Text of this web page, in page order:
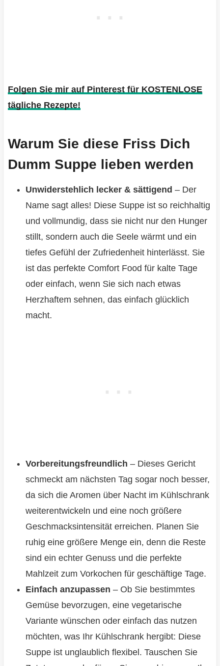
Folgen Sie mir auf Pinterest für KOSTENLOSE
tägliche Rezepte!
Warum Sie diese Friss Dich
Dumm Suppe lieben werden
Unwiderstehlich lecker & sättigend – Der
Name sagt alles! Diese Suppe ist so reichhaltig
und vollmundig, dass sie nicht nur den Hunger
stillt, sondern auch die Seele wärmt und ein
tiefes Gefühl der Zufriedenheit hinterlässt. Sie
ist das perfekte Comfort Food für kalte Tage
oder einfach, wenn Sie sich nach etwas
Herzhaftem sehnen, das einfach glücklich
macht.
Vorbereitungsfreundlich – Dieses Gericht
schmeckt am nächsten Tag sogar noch besser,
da sich die Aromen über Nacht im Kühlschrank
weiterentwickeln und eine noch größere
Geschmacksintensität erreichen. Planen Sie
ruhig eine größere Menge ein, denn die Reste
sind ein echter Genuss und die perfekte
Mahlzeit zum Vorkochen für geschäftige Tage.
Einfach anzupassen – Ob Sie bestimmtes
Gemüse bevorzugen, eine vegetarische
Variante wünschen oder einfach das nutzen
möchten, was Ihr Kühlschrank hergibt: Diese
Suppe ist unglaublich flexibel. Tauschen Sie